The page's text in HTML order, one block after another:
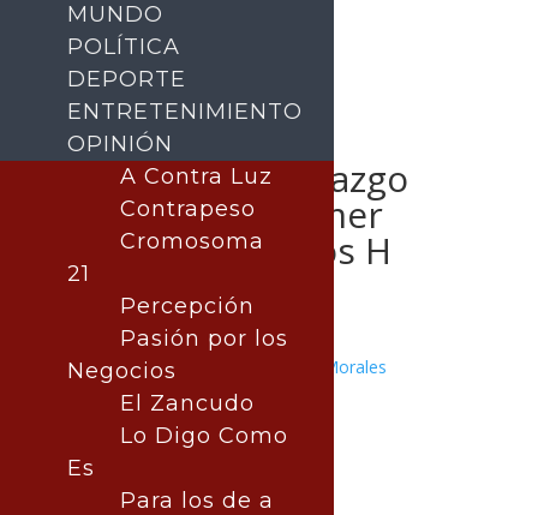
Reconocen liderazgo
juvenil en el Primer
Encuentro Somos H
Publicado por:Juan Antonio Pérez Morales
Hermosillo
21 febrero, 2026
MUNDO
POLÍTICA
DEPORTE
ENTRETENIMIENTO
OPINIÓN
A Contra Luz
Contrapeso
Cromosoma
21
Percepción
Pasión por los
Negocios
El Zancudo
Lo Digo Como
Es
Para los de a